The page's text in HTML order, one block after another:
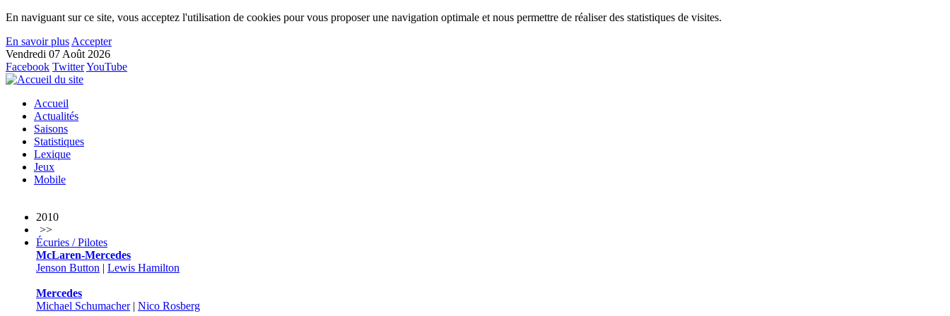
En naviguant sur ce site, vous acceptez l'utilisation de cookies pour vous proposer une navigation optimale et nous permettre de réaliser des statistiques de visites.
En savoir plus Accepter
Vendredi 07 Août 2026
Facebook TwitterYouTube
Accueil
Actualités
Saisons
Statistiques
Lexique
Jeux
Mobile
2010
>>
Écuries / Pilotes
McLaren-Mercedes
Jenson Button | Lewis Hamilton
Mercedes
Michael Schumacher| Nico Rosberg